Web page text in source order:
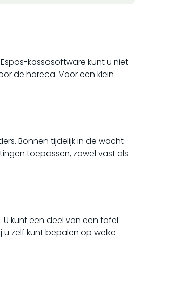
kassasoftware kunt u niet
de horeca. Voor een klein
Bonnen tijdelijk in de wacht
toepassen, zowel vast als
kunt een deel van een tafel
zelf kunt bepalen op welke